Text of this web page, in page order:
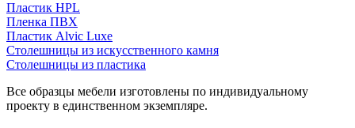
Пластик HPL
Пленка ПВХ
Пластик Alvic Luxe
Столешницы из искусственного камня
Столешницы из пластика
Все образцы мебели изготовлены по индивидуальному
проекту в единственном экземпляре.